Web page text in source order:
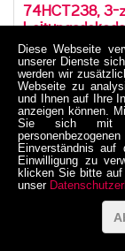
74HCT238, 3-
Demultiplexer,
SO-16, 5V
CMOS, -55..125
05-0005-00065
3,61 €
inkl. MwSt. zzgl.
Netto 3,033613 €
Diese Webseite
unserer Dienste
werden wir
Webseite zu
und Ihnen auf Ihre
anzeigen können.
Sie sich mit
Einverständnis auf
Einwilligung zu
klicken Sie bitte
unser